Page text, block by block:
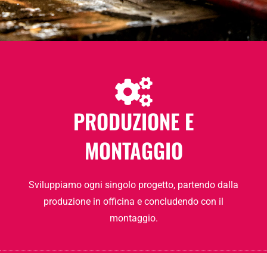
PRODUZIONE E
MONTAGGIO
Sviluppiamo ogni singolo progetto, partendo dalla
produzione in officina e concludendo con il
montaggio.